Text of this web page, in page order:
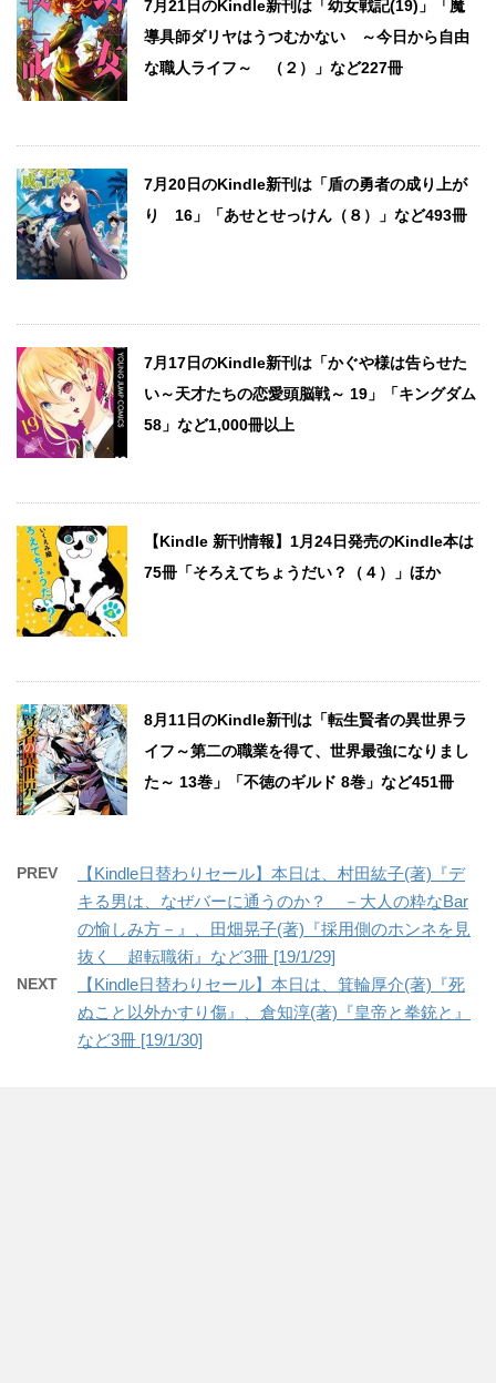
7月21日のKindle新刊は「幼女戦記(19)」「魔
導具師ダリヤはうつむかない ～今日から自由
な職人ライフ～ （２）」など227冊
7月20日のKindle新刊は「盾の勇者の成り上が
り 16」「あせとせっけん（８）」など493冊
7月17日のKindle新刊は「かぐや様は告らせた
い～天才たちの恋愛頭脳戦～ 19」「キングダム
58」など1,000冊以上
【Kindle 新刊情報】1月24日発売のKindle本は
75冊「そろえてちょうだい？（４）」ほか
8月11日のKindle新刊は「転生賢者の異世界ラ
イフ～第二の職業を得て、世界最強になりまし
た～ 13巻」「不徳のギルド 8巻」など451冊
PREV
【Kindle日替わりセール】本日は、村田紘子(著)『デ
キる男は、なぜバーに通うのか？ －大人の粋なBar
の愉しみ方－』、田畑晃子(著)『採用側のホンネを見
抜く 超転職術』など3冊 [19/1/29]
NEXT
【Kindle日替わりセール】本日は、箕輪厚介(著)『死
ぬこと以外かすり傷』、倉知淳(著)『皇帝と拳銃と』
など3冊 [19/1/30]